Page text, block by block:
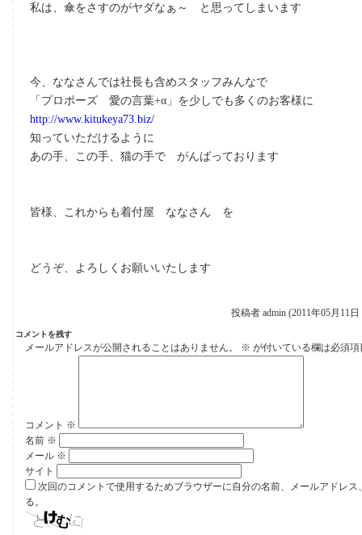
私は、傘をさすのがヤダなぁ～ と思ってしまいます
今、ななさんでは社長も含めスタッフみんなで
「プロポーズ 愛の言葉+α」を少しでも多くのお客様に
http://www.kitukeya73.biz/
知っていただけるように
あの手、この手、猫の手で がんばっております
皆様、これからも着付屋 ななさん を
どうぞ、よろしくお願いいたします
投稿者 admin (2011年05月11
コメントを残す
メールアドレスが公開されることはありません。 ※ が付いている欄は必須項
コメント ※
名前 ※
メール ※
サイト
次回のコメントで使用するためブラウザーに自分の名前、メールアドレス
る。